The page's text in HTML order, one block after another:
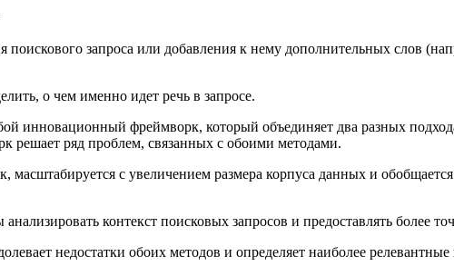
запроса или добавления к нему дополнительных слов
о чем именно идет речь в запросе.
инновационный фреймворк, который объединяет два разных
решает ряд проблем, связанных с обоими методами.
масштабируется с увеличением размера корпуса данных и
контекст поисковых запросов и предоставлять более
недостатки обоих методов и определяет наиболее